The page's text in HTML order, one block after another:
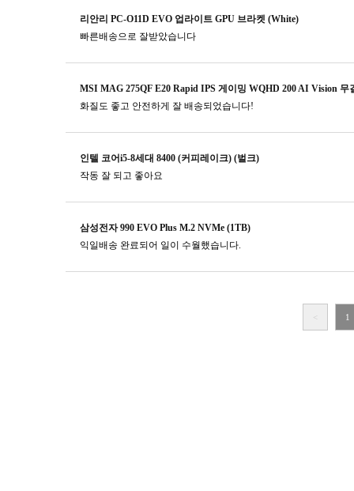
리안리 PC-O11D EVO 업라이트 GPU 브라켓 (White)
빠른배송으로 잘받았습니다
MSI MAG 275QF E20 Rapid IPS 게이밍 WQHD 200 AI Vision 무
화질도 좋고 안전하게 잘 배송되었습니다!
인텔 코어i5-8세대 8400 (커피레이크) (벌크)
작동 잘 되고 좋아요
삼성전자 990 EVO Plus M.2 NVMe (1TB)
익일배송 완료되어 일이 수월했습니다.
< 1